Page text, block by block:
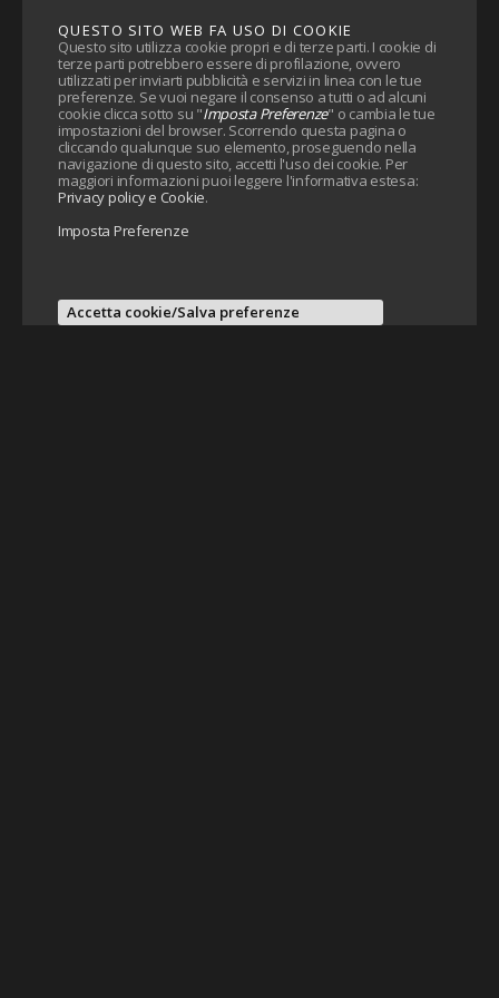
QUESTO SITO WEB FA USO DI COOKIE
Questo sito utilizza cookie propri e di terze parti. I cookie di
terze parti potrebbero essere di profilazione, ovvero
utilizzati per inviarti pubblicità e servizi in linea con le tue
preferenze. Se vuoi negare il consenso a tutti o ad alcuni
cookie clicca sotto su "Imposta Preferenze" o cambia le tue
impostazioni del browser. Scorrendo questa pagina o
cliccando qualunque suo elemento, proseguendo nella
navigazione di questo sito, accetti l'uso dei cookie. Per
maggiori informazioni puoi leggere l'informativa estesa:
Privacy policy e Cookie.
Imposta Preferenze
Accetta cookie/Salva preferenze